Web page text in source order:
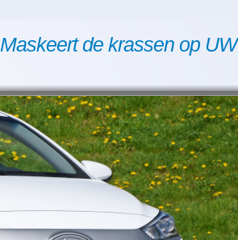
Maskeert de krassen op